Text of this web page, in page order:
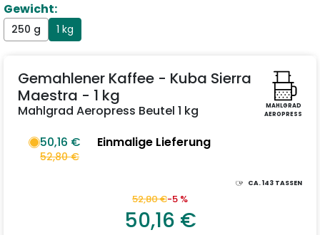
Gewicht:
250 g 1 kg
MAHLGRAD
AEROPRESS
Gemahlener Kaffee - Kuba Sierra
Maestra - 1 kg
Mahlgrad Aeropress Beutel 1 kg
50,16 €
52,80 €
Einmalige Lieferung
CA.143 TASSEN
52,80 €-5 %
50,16 €